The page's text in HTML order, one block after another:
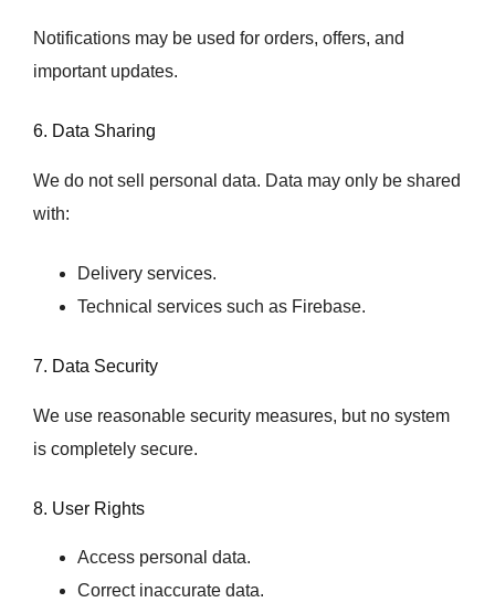
Notifications may be used for orders, offers, and
important updates.
6. Data Sharing
We do not sell personal data. Data may only be shared
with:
Delivery services.
Technical services such as Firebase.
7. Data Security
We use reasonable security measures, but no system
is completely secure.
8. User Rights
Access personal data.
Correct inaccurate data.